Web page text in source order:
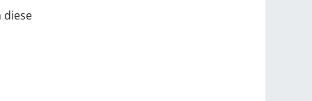
diese